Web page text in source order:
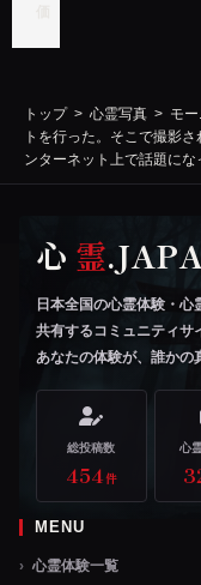
トップ 心霊写真
モ
トを行った。そこで撮影
ンターネット上で話題にな
心 霊
日本全国の心霊体験・
共有するコミュニティサ
あなたの体験が、誰かの
総投稿数
454件
心
MENU
心霊体験一覧